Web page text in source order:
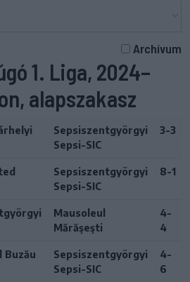
Archívum
1. Liga, 2024–
alapszakasz
Sepsiszentgyörgyi
Sepsi-SIC
3-3
Sepsiszentgyörgyi
Sepsi-SIC
8-1
Mausoleul
Mărăşeşti
4-
4
Buzău
Sepsiszentgyörgyi
Sepsi-SIC
4-
6